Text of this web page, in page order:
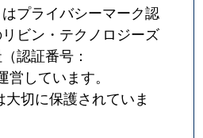
プライバシーマーク認
ビン・テクノロジーズ
認証番号：
営しています。
切に保護されていま